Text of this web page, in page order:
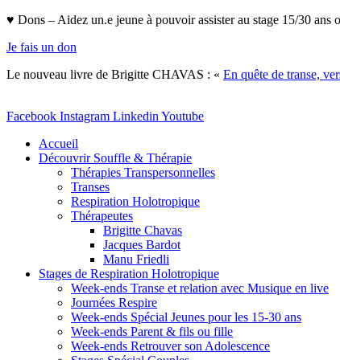
Aller
contenu
♥ Dons – Aidez un.e jeune à pouvoir assister au stage 15/30 ans
Je fais un don
Le nouveau livre de Brigitte CHAVAS : « En quête de transe,
Facebook Instagram Linkedin Youtube
Accueil
Découvrir Souffle & Thérapie
Thérapies Transpersonnelles
Transes
Respiration Holotropique
Thérapeutes
Brigitte Chavas
Jacques Bardot
Manu Friedli
Stages de Respiration Holotropique
Week-ends Transe et relation avec Musique en live
Journées Respire
Week-ends Spécial Jeunes pour les 15-30 ans
Week-ends Parent & fils ou fille
Week-ends Retrouver son Adolescence